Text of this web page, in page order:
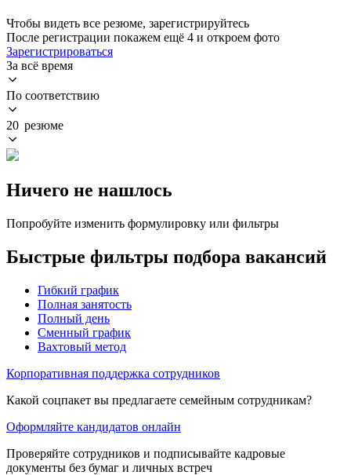
Чтобы видеть все резюме, зарегистрируйтесь
После регистрации покажем ещё 4 и откроем фото
Зарегистрироваться
За всё время
По соответствию
20 резюме
Ничего не нашлось
Попробуйте изменить формулировку или фильтры
Быстрые фильтры подбора вакансий
Гибкий график
Полная занятость
Полный день
Сменный график
Вахтовый метод
Корпоративная поддержка сотрудников
Какой соцпакет вы предлагаете семейным сотрудникам?
Оформляйте кандидатов онлайн
Проверяйте сотрудников и подписывайте кадровые
документы без бумаг и личных встреч